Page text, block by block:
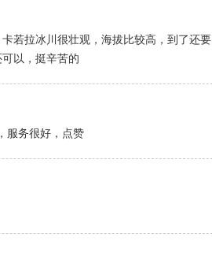
若拉冰川很壮观，海拔比较高，到了还要
以，挺辛苦的
服务很好，点赞